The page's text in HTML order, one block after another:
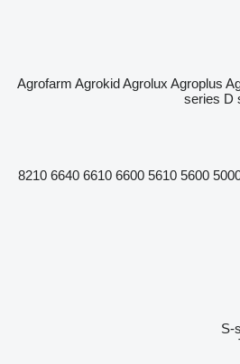
Agrofarm AgrokidAgrolux Agroplus
series D
5600
5610
6600
6610
6640
8210
S-